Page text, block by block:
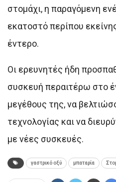
στομάχι, η παραγόμενη
εκατοστό περίπου
έντερο.
Οι ερευνητές ήδη
συσκευή περαιτέρω στο
μεγέθους της, να
τεχνολογίας και να
με νέες συσκευές.
γαστρικό οξύ μπαταρία